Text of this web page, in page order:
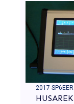
2017 SP6EER